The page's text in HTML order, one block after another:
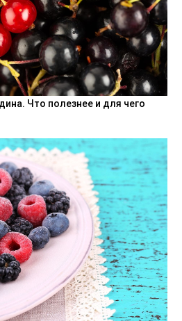
Что полезнее и для чего